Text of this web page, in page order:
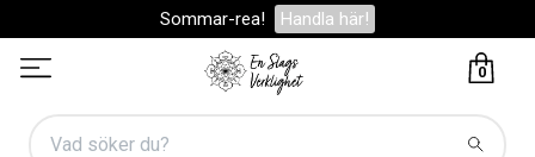
Sommar-rea! Handla här!
0